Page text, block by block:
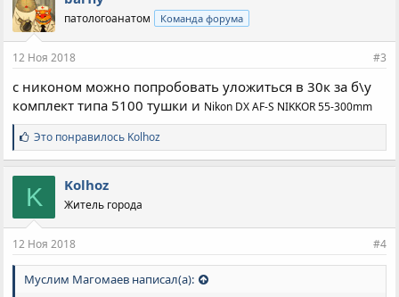
а
т
и
:
патологоанатом Команда форума
12 Ноя 2018 #3
с никоном можно попробовать уложиться в 30к за б\у
комплект типа 5100 тушки и Nikon DX AF-S NIKKOR 55-300mm
С
и
м
п
а
т
и
:
Это понравилось Kolhoz
K Kolhoz
Житель города
12 Ноя 2018 #4
Муслим Магомаев написал(а):